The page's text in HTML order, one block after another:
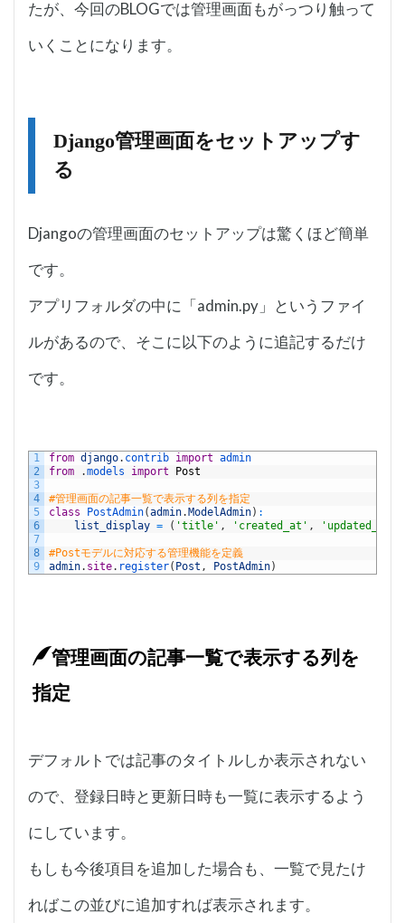
たが、今回のBLOGでは管理画面もがっつり触って
いくことになります。
Django管理画面をセットアップす
る
Djangoの管理画面のセットアップは驚くほど簡単
です。
アプリフォルダの中に「admin.py」というファイ
ルがあるので、そこに以下のように追記するだけ
です。
1
2
3
4
5
6
7
8
9
from django. contrib import admin
from
.models import Post
#管理画面の記事一覧で表示する列を指定
class
PostAdmin(admin. ModelAdmin) :
list_display = ( 'title' , 'created_at' , 'updated_at'
#Postモデルに対応する管理機能を定義
admin. site. register( Post , PostAdmin)
管理画面の記事一覧で表示する列を
指定
デフォルトでは記事のタイトルしか表示されない
ので、登録日時と更新日時も一覧に表示するよう
にしています。
もしも今後項目を追加した場合も、一覧で見たけ
ればこの並びに追加すれば表示されます。